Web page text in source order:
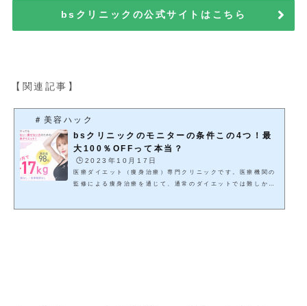
bsクリニックの公式サイトはこちら
【関連記事】
＃美容ハック
bsクリニックのモニターの条件この4つ！最
大100％OFFって本当？
🕒️2023年10月17日
医療ダイエット（痩身治療）専門クリニックです。医療機関の
監修による痩身治療を通じて、通常のダイエットでは難しかっ